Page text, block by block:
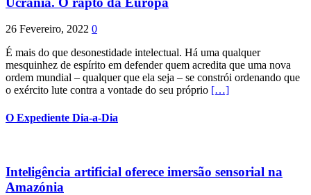
26 Fevereiro, 2022 0
É mais do que desonestidade intelectual. Há uma qualquer
mesquinhez de espírito em defender quem acredita que uma nova
ordem mundial – qualquer que ela seja – se constrói ordenando que
o exército lute contra a vontade do seu próprio […]
O Expediente Dia-a-Dia
Inteligência artificial oferece imersão sensorial na
Amazónia